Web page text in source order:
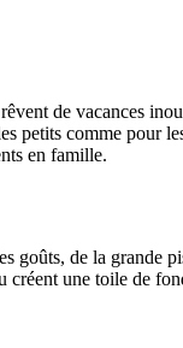
de vacances
petits comme pour
en famille.
de la grande
créent une toile de